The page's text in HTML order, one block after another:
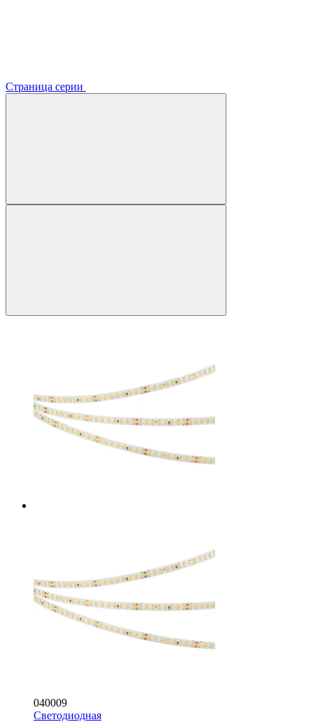
Страница серии
040009
Светодиодная